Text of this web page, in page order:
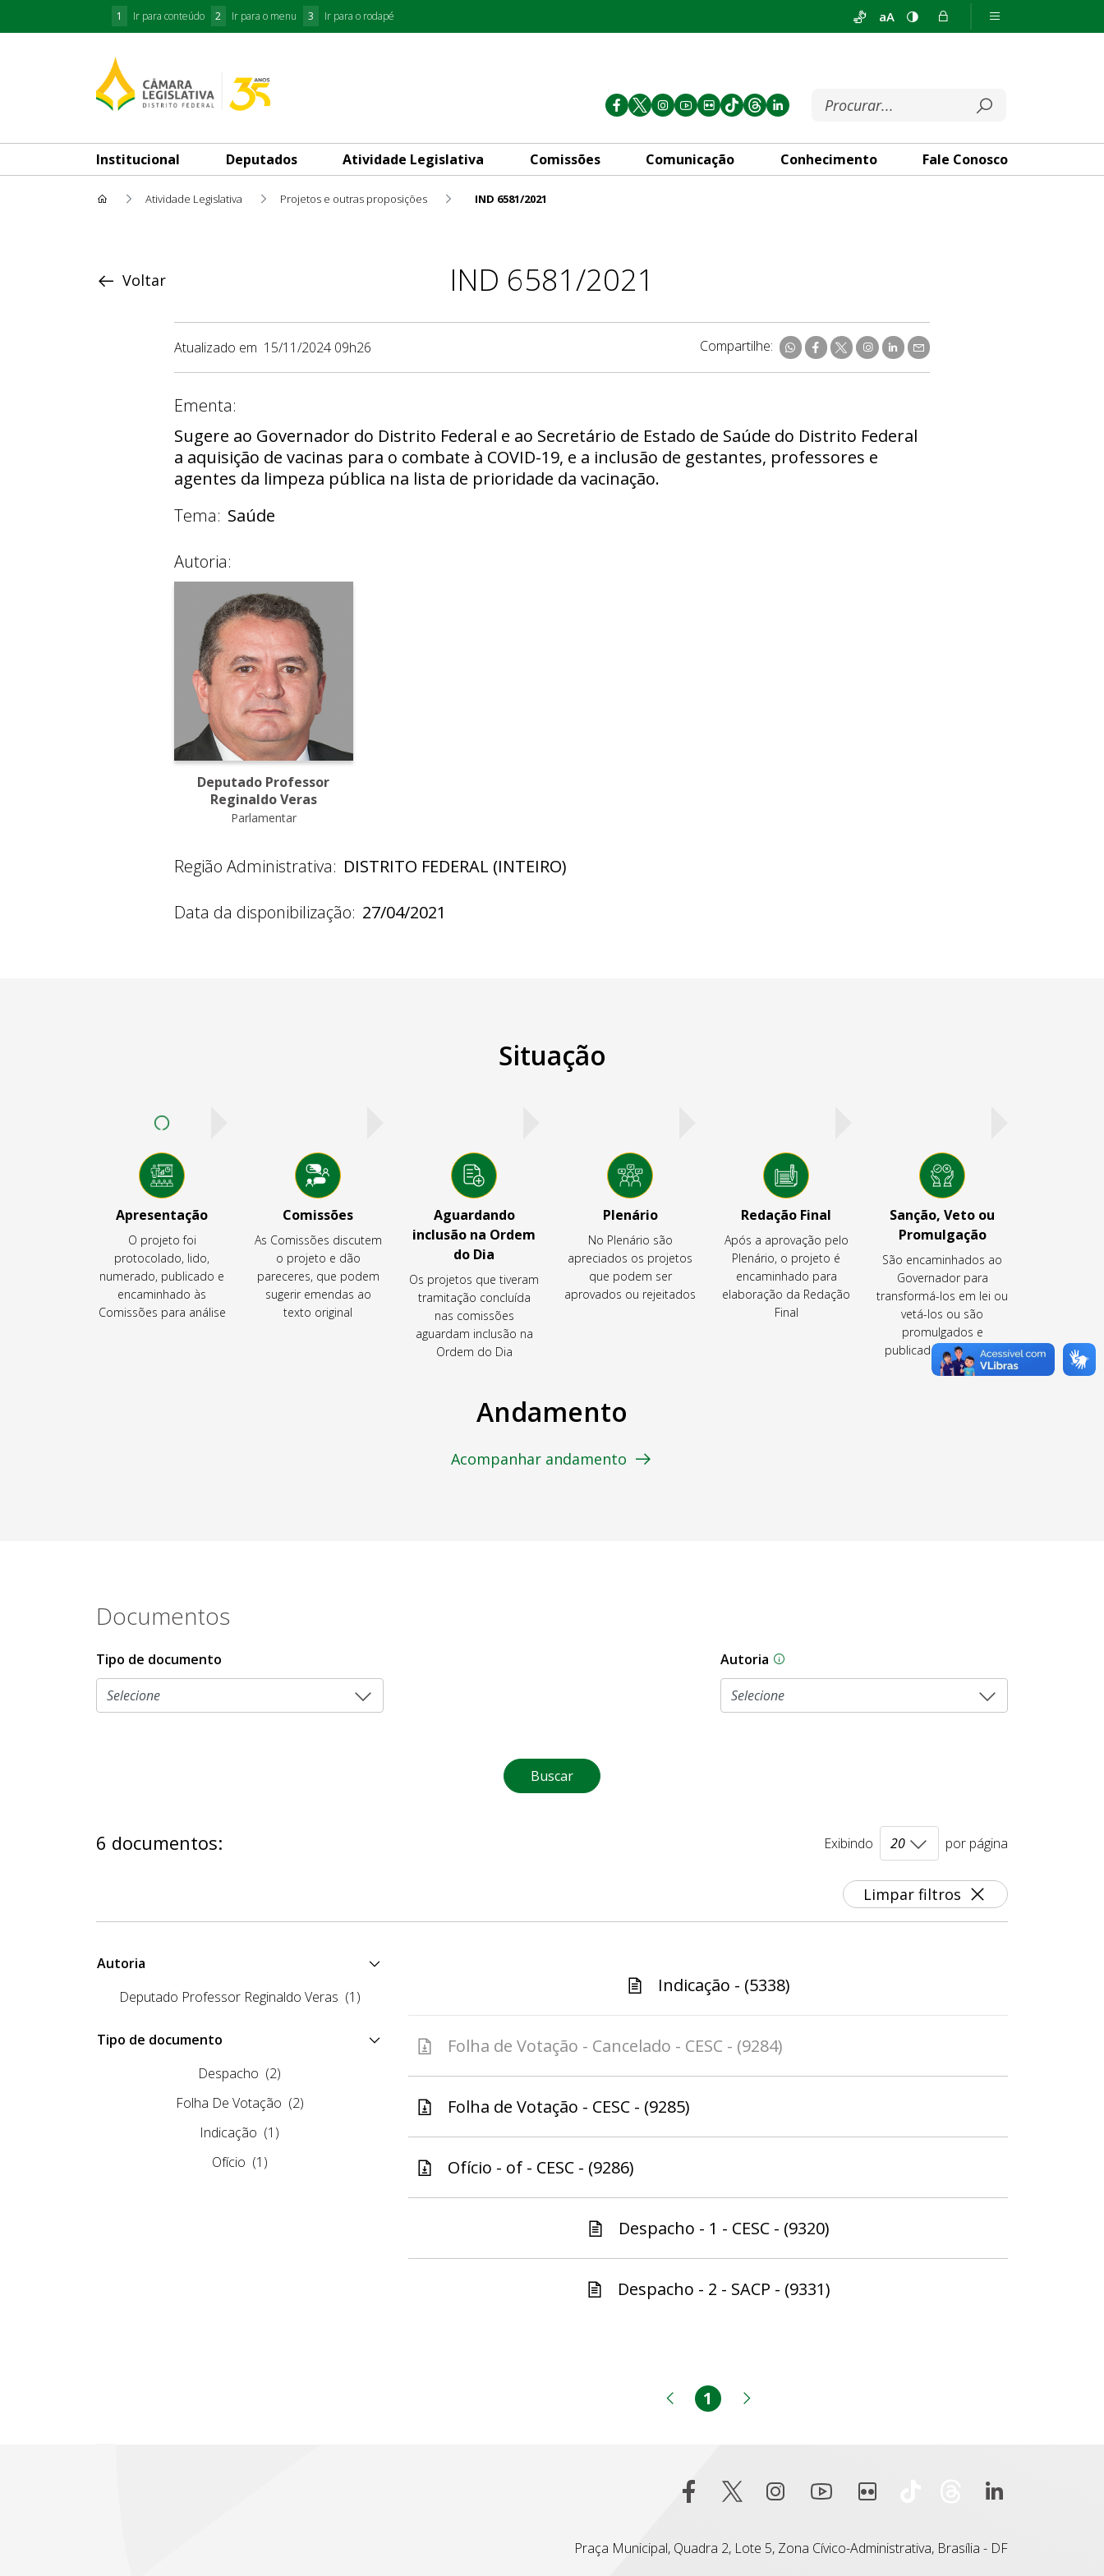
1 Ir para conteúdo 2 Ir para o menu 3 Ir para o rodapé aA
Institucional Deputados Atividade Legislativa Comissões Comunicação Conhecimento Fale Conosco
Atividade Legislativa Projetos e outras proposições IND 6581/2021
IND 6581/2021
Voltar
Atualizado em 15/11/2024 09h26 Compartilhe:
Ementa:
Sugere ao Governador do Distrito Federal e ao Secretário de Estado de Saúde do Distrito Federal
a aquisição de vacinas para o combate à COVID-19, e a inclusão de gestantes, professores e
agentes da limpeza pública na lista de prioridade da vacinação.
Tema: Saúde
Autoria:
Deputado Professor
Reginaldo Veras
Parlamentar
Região Administrativa: DISTRITO FEDERAL (INTEIRO)
Data da disponibilização: 27/04/2021
Situação
Apresentação
O projeto foi
protocolado, lido,
numerado, publicado e
encaminhado às
Comissões para análise
Comissões
As Comissões discutem
o projeto e dão
pareceres, que podem
sugerir emendas ao
texto original
Aguardando
inclusão na Ordem
do Dia
Os projetos que tiveram
tramitação concluída
nas comissões
aguardam inclusão na
Ordem do Dia
Plenário
No Plenário são
apreciados os projetos
que podem ser
aprovados ou rejeitados
Redação Final
Após a aprovação pelo
Plenário, o projeto é
encaminhado para
elaboração da Redação
Final
Sanção, Veto ou
Promulgação
São encaminhados ao
Governador para
transformá-los em lei ou
vetá-los ou são
promulgados e
publicados pela CLDF
Andamento
Acompanhar andamento
Documentos
Tipo de documento Autoria As proposições legislativas na CLDF podem ser
Buscar
Limpar filtros
6 documentos: Exibindo por página
Autoria
Deputado Professor Reginaldo Veras (1)
Tipo de documento
Despacho (2)
Folha De Votação (2)
Indicação (1)
Ofício (1)
Indicação - (5338)
Folha de Votação - Cancelado - CESC - (9284)
Folha de Votação - CESC - (9285)
Ofício - of - CESC - (9286)
Despacho - 1 - CESC - (9320)
Despacho - 2 - SACP - (9331)
Página anterior
Página
1
Praça Municipal, Quadra 2, Lote 5, Zona Cívico-Administrativa, Brasília - DF